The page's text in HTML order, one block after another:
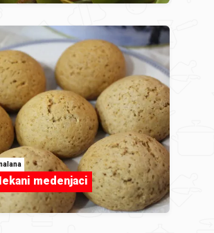
medenjaci